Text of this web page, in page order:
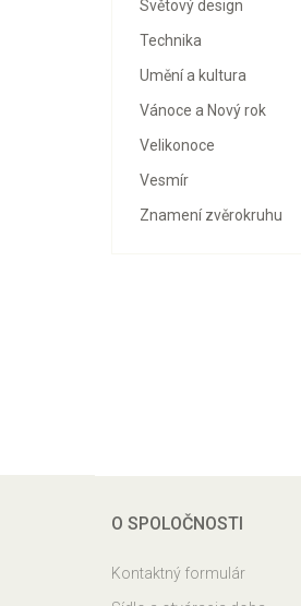
Světový design
Technika
Umění a kultura
Vánoce a Nový rok
Velikonoce
Vesmír
Znamení zvěrokruhu
O SPOLOČNOSTI
Kontaktný formulár